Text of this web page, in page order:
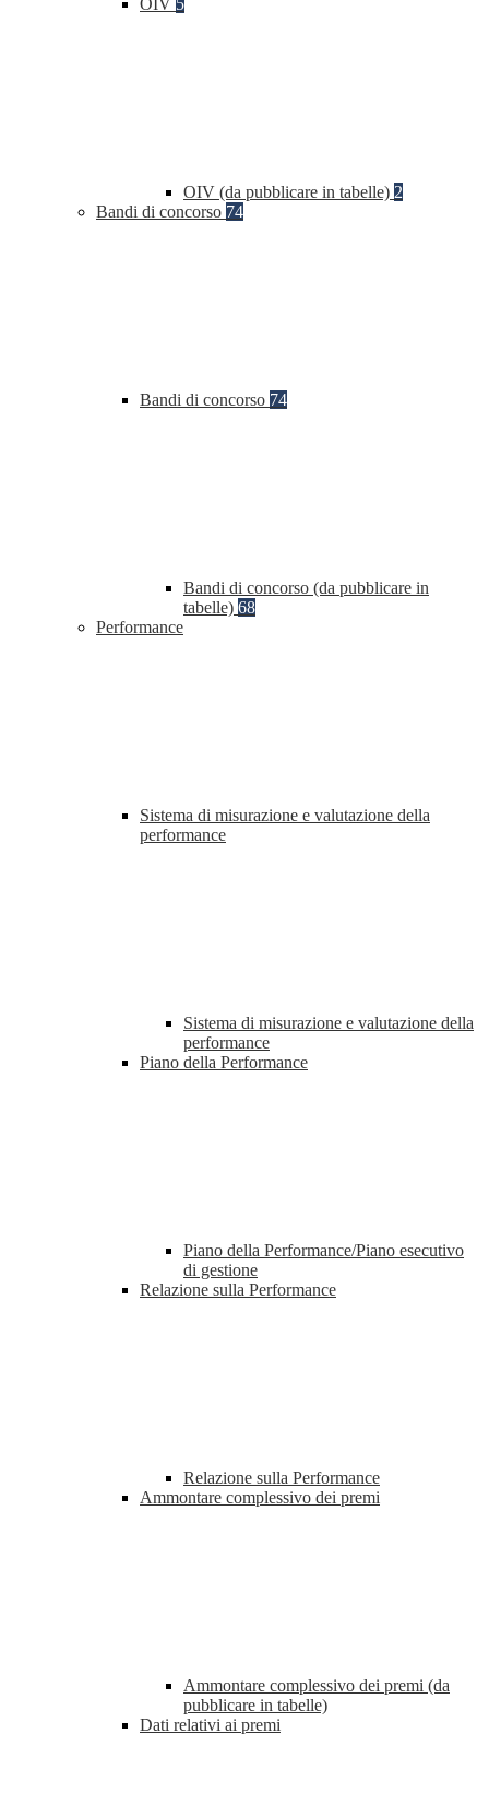
OIV 5
OIV (da pubblicare in tabelle) 2
Bandi di concorso 74
Bandi di concorso 74
Bandi di concorso (da pubblicare in
tabelle) 68
Performance
Sistema di misurazione e valutazione della
performance
Sistema di misurazione e valutazione della
performance
Piano della Performance
Piano della Performance/Piano esecutivo
di gestione
Relazione sulla Performance
Relazione sulla Performance
Ammontare complessivo dei premi
Ammontare complessivo dei premi (da
pubblicare in tabelle)
Dati relativi ai premi